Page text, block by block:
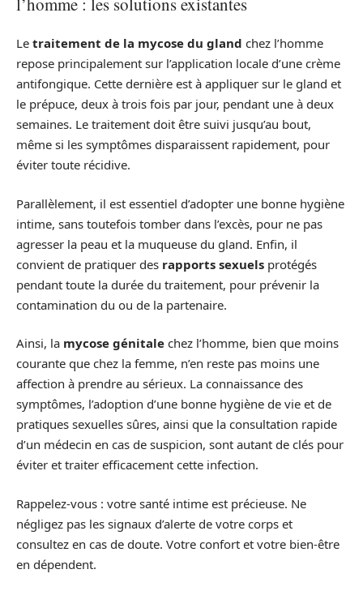
Le traitement de la mycose du gland chez l’homme
repose principalement sur l’application locale d’une crème
antifongique. Cette dernière est à appliquer sur le gland et
le prépuce, deux à trois fois par jour, pendant une à deux
semaines. Le traitement doit être suivi jusqu’au bout,
même si les symptômes disparaissent rapidement, pour
éviter toute récidive.
Parallèlement, il est essentiel d’adopter une bonne hygiène
intime, sans toutefois tomber dans l’excès, pour ne pas
agresser la peau et la muqueuse du gland. Enfin, il
convient de pratiquer des rapports sexuels protégés
pendant toute la durée du traitement, pour prévenir la
contamination du ou de la partenaire.
Ainsi, la mycose génitale chez l’homme, bien que moins
courante que chez la femme, n’en reste pas moins une
affection à prendre au sérieux. La connaissance des
symptômes, l’adoption d’une bonne hygiène de vie et de
pratiques sexuelles sûres, ainsi que la consultation rapide
d’un médecin en cas de suspicion, sont autant de clés pour
éviter et traiter efficacement cette infection.
Rappelez-vous : votre santé intime est précieuse. Ne
négligez pas les signaux d’alerte de votre corps et
consultez en cas de doute. Votre confort et votre bien-être
en dépendent.